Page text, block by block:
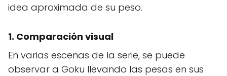
idea aproximada de su peso.
1. Comparación visual
En varias escenas de la serie, se puede
observar a Goku llevando las pesas en sus